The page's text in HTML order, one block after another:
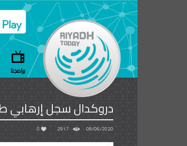
برامجنا
دروكدال سجل إرهابي
08/06/2020
2917
0